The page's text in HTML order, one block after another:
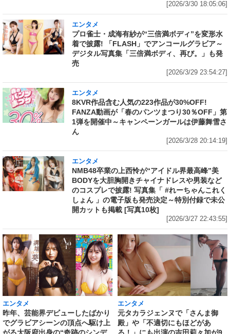
[2026/3/30 18:05:06]
エンタメ
プロ雀士・成海有紗が“三倍満ボディ”を変形水
着で披露! 「FLASH」でアンコールグラビア～
デジタル写真集「三倍満ボディ、再び。」も発
売
[2026/3/29 23:54:27]
エンタメ
8KVR作品含む人気の223作品が30%OFF!
FANZA動画が「春のパンツまつり30％OFF」第
1弾を開催中～キャンペーンガールは伊藤舞雪さ
ん
[2026/3/28 20:14:19]
エンタメ
NMB48卒業の上西怜が“アイドル界最高峰”美
BODYを大胆胸開きチャイナドレスや男装など
のコスプレで披露! 写真集「 #れーちゃんこれく
しょん 」の電子版も発売決定～特別付録で未公
開カットも掲載 [写真10枚]
[2026/3/27 22:43:55]
エンタメ
昨年、芸能界デビューしたばかり
でグラビアシーンの頂点へ駆け上
エンタメ
元タカラジェンヌで「さんま御
殿」や「不適切にもほどがあ